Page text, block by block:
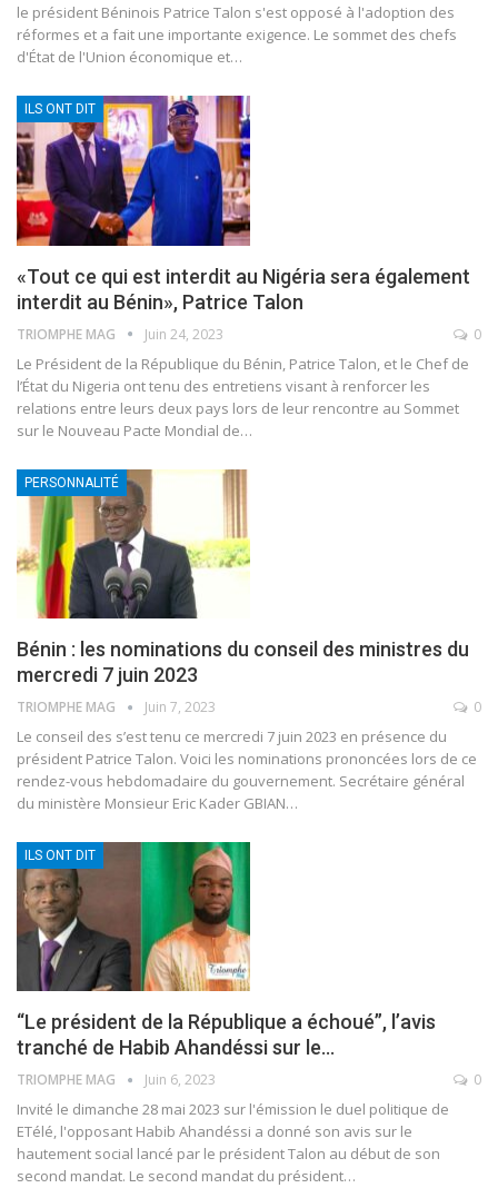
le président Béninois Patrice Talon s'est opposé à l'adoption des
réformes et a fait une importante exigence. Le sommet des chefs
d'État de l'Union économique et…
ILS ONT DIT
«Tout ce qui est interdit au Nigéria sera également
interdit au Bénin», Patrice Talon
TRIOMPHE MAG Juin 24, 2023 0
Le Président de la République du Bénin, Patrice Talon, et le Chef de
l’État du Nigeria ont tenu des entretiens visant à renforcer les
relations entre leurs deux pays lors de leur rencontre au Sommet
sur le Nouveau Pacte Mondial de…
PERSONNALITÉ
Bénin : les nominations du conseil des ministres du
mercredi 7 juin 2023
TRIOMPHE MAG Juin 7, 2023 0
Le conseil des s’est tenu ce mercredi 7 juin 2023 en présence du
président Patrice Talon. Voici les nominations prononcées lors de ce
rendez-vous hebdomadaire du gouvernement. Secrétaire général
du ministère Monsieur Eric Kader GBIAN…
ILS ONT DIT
“Le président de la République a échoué”, l’avis
tranché de Habib Ahandéssi sur le…
TRIOMPHE MAG Juin 6, 2023 0
Invité le dimanche 28 mai 2023 sur l'émission le duel politique de
ETélé, l'opposant Habib Ahandéssi a donné son avis sur le
hautement social lancé par le président Talon au début de son
second mandat. Le second mandat du président…